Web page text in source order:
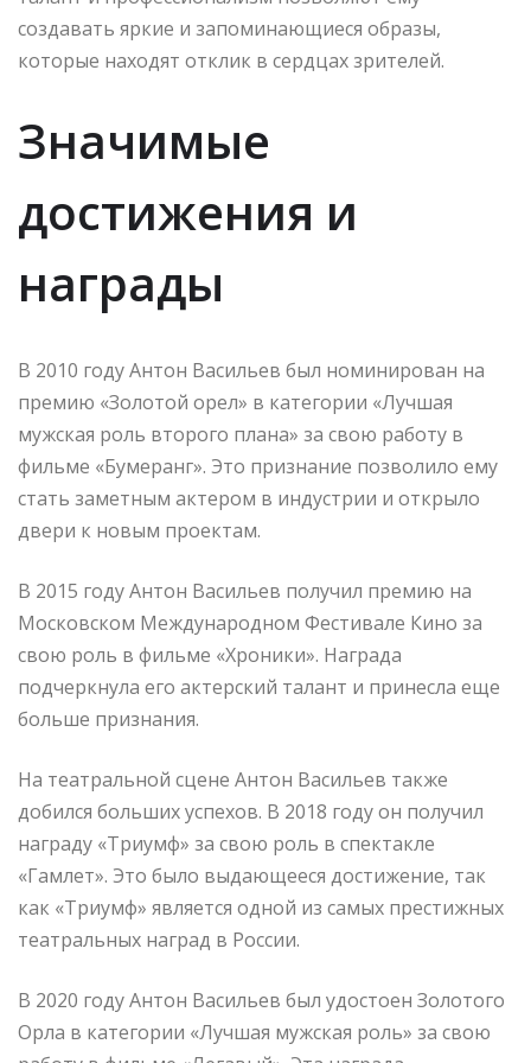
создавать яркие и запоминающиеся образы,
которые находят отклик в сердцах зрителей.
Значимые
достижения и
награды
В 2010 году Антон Васильев был номинирован на
премию «Золотой орел» в категории «Лучшая
мужская роль второго плана» за свою работу в
фильме «Бумеранг». Это признание позволило ему
стать заметным актером в индустрии и открыло
двери к новым проектам.
В 2015 году Антон Васильев получил премию на
Московском Международном Фестивале Кино за
свою роль в фильме «Хроники». Награда
подчеркнула его актерский талант и принесла еще
больше признания.
На театральной сцене Антон Васильев также
добился больших успехов. В 2018 году он получил
награду «Триумф» за свою роль в спектакле
«Гамлет». Это было выдающееся достижение, так
как «Триумф» является одной из самых престижных
театральных наград в России.
В 2020 году Антон Васильев был удостоен Золотого
Орла в категории «Лучшая мужская роль» за свою